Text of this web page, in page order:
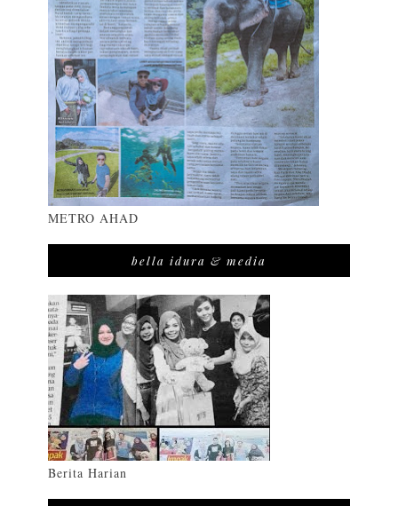
METRO AHAD
bella idura & media
Berita Harian